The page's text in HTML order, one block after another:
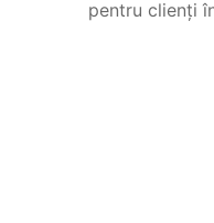
pentru clienți